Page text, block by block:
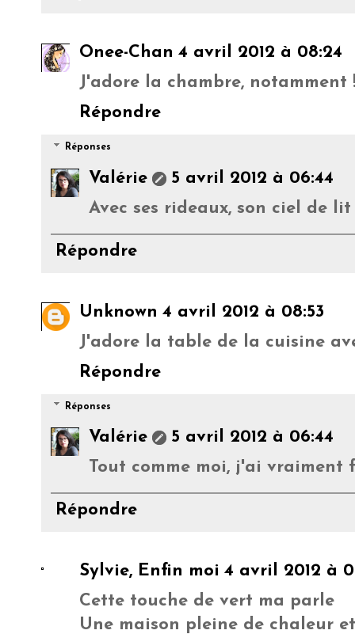
Onee-Chan 4 avril 2012 à 08:24
J'adore la chambre, notamment
Répondre
Réponses
Valérie
5 avril 2012 à 06:44
Avec ses rideaux, son ciel de
Répondre
Unknown 4 avril 2012 à 08:53
J'adore la table de la cuisine
Répondre
Réponses
Valérie
5 avril 2012 à 06:44
Tout comme moi, j'ai vraiment
Répondre
Sylvie, Enfin moi 4 avril 2012 à
Cette touche de vert ma parle
Une maison pleine de chaleur